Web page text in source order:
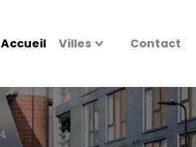
Accueil Villes Contact